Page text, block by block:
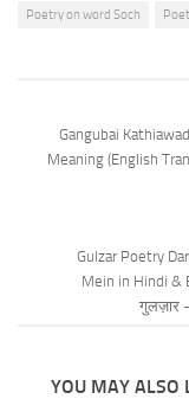
Poetry on word Soch
Gangubai
Meaning (English
Gulzar Poetry
Mein in Hindi &
गुलज़ार
YOU MAY ALSO